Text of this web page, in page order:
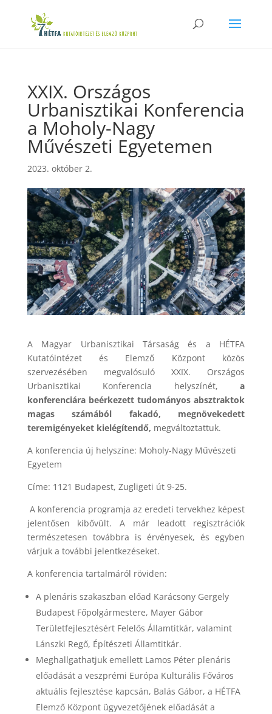
XXIX. Országos
Urbanisztikai Konferencia
a Moholy-Nagy
Művészeti Egyetemen
2023. október 2.
A Magyar Urbanisztikai Társaság és a HÉTFA
Kutatóintézet és Elemző Központ közös
szervezésében megvalósuló XXIX. Országos
Urbanisztikai Konferencia helyszínét,a
konferenciára beérkezett tudományos absztraktok
magas számából fakadó, megnövekedett
teremigényeket kielégítendő, megváltoztattuk.
A konferencia új helyszíne: Moholy-Nagy Művészeti
Egyetem
Címe: 1121 Budapest, Zugligeti út 9-25.
A konferencia programja az eredeti tervekhez képest
jelentősen kibővült. A már leadott regisztrációk
természetesen továbbra is érvényesek, és egyben
várjuk a további jelentkezéseket.
A konferencia tartalmáról röviden:
A plenáris szakaszban előad Karácsony Gergely
Budapest Főpolgármestere, Mayer Gábor
Területfejlesztésért Felelős Államtitkár, valamint
Lánszki Regő, Építészeti Államtitkár.
Meghallgathatjuk emellett Lamos Péter plenáris
előadását a veszprémi Európa Kulturális Főváros
aktuális fejlesztése kapcsán, Balás Gábor, a HÉTFA
Elemző Központ ügyvezetőjének előadását a